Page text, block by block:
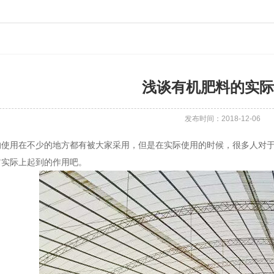
浅谈有机肥料的实
发布时间：2018-12-06
用在不少的地方都有被大家采用，但是在实际使用的时候，很多人对
际上起到的作用吧。